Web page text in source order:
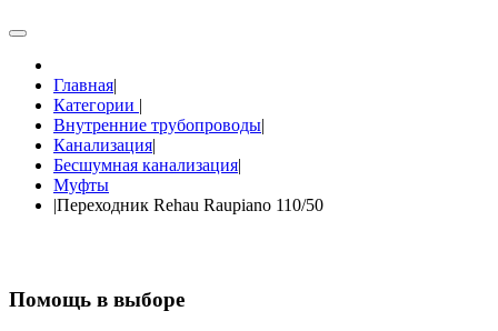
Главная|
Категории |
Внутренние трубопроводы|
Канализация|
Бесшумная канализация|
Муфты
|Переходник Rehau Raupiano 110/50
Помощь в выборе